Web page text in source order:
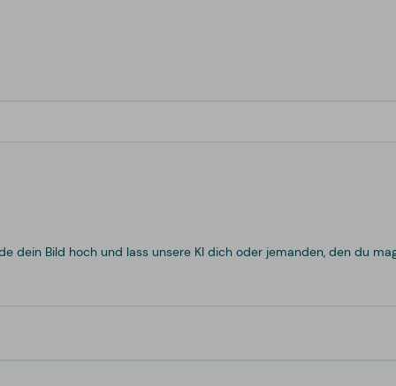
dein Bild hoch und lass unsere KI dich oder jemanden, den du